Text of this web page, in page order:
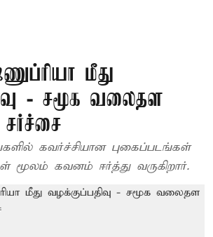
மீது
- சமூக வலைதள
சர்ச்சை
கவர்ச்சியான புகைப்படங்கள்
மூலம் கவனம் ஈர்த்து வருகிறார்.